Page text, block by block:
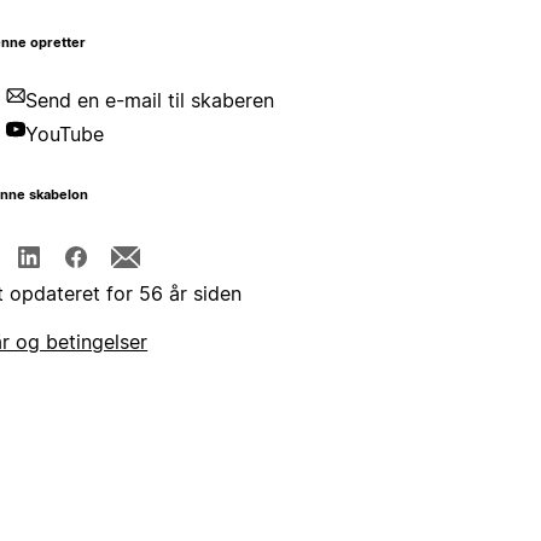
opretter
Send en e-mail til skaberen
YouTube
skabelon
opdateret for 56 år siden
og betingelser